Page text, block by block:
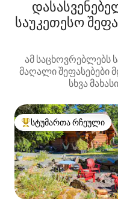
საუკეთესო
ამ საცხოვრებლებს
მაღალი შეფასებები
სხვა
სტუმართა რჩეული
სტუმართა რჩეული